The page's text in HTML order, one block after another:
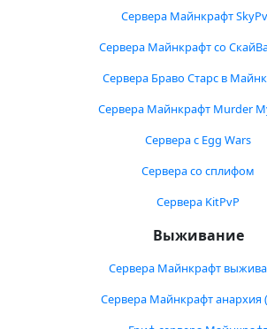
Сервера Майнкрафт
Сервера Майнкрафт со
Сервера Браво Старс в
Сервера Майнкрафт Murder
Сервера с Egg Wars
Сервера со сплифом
Сервера KitPvP
Выживание
Сервера Майнкрафт
Сервера Майнкрафт анархия